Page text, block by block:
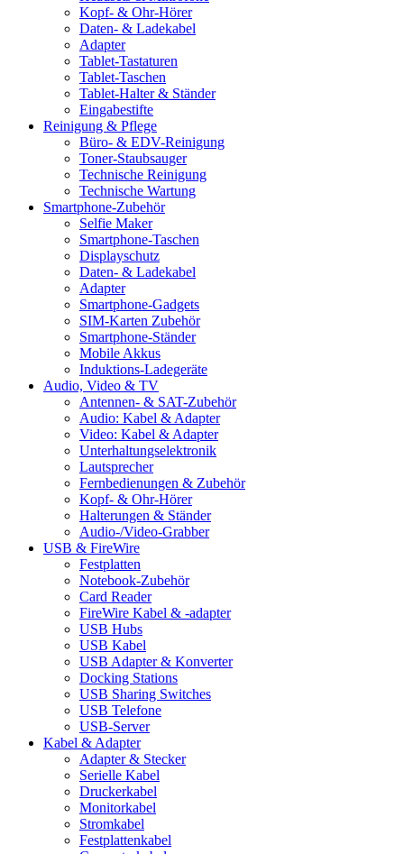
Kopf- & Ohr-Hörer
Daten- & Ladekabel
Adapter
Tablet-Tastaturen
Tablet-Taschen
Tablet-Halter & Ständer
Eingabestifte
Reinigung & Pflege
Büro- & EDV-Reinigung
Toner-Staubsauger
Technische Reinigung
Technische Wartung
Smartphone-Zubehör
Selfie Maker
Smartphone-Taschen
Displayschutz
Daten- & Ladekabel
Adapter
Smartphone-Gadgets
SIM-Karten Zubehör
Smartphone-Ständer
Mobile Akkus
Induktions-Ladegeräte
Audio, Video & TV
Antennen- & SAT-Zubehör
Audio: Kabel & Adapter
Video: Kabel & Adapter
Unterhaltungselektronik
Lautsprecher
Fernbedienungen & Zubehör
Kopf- & Ohr-Hörer
Halterungen & Ständer
Audio-/Video-Grabber
USB & FireWire
Festplatten
Notebook-Zubehör
Card Reader
FireWire Kabel & -adapter
USB Hubs
USB Kabel
USB Adapter & Konverter
Docking Stations
USB Sharing Switches
USB Telefone
USB-Server
Kabel & Adapter
Adapter & Stecker
Serielle Kabel
Druckerkabel
Monitorkabel
Stromkabel
Festplattenkabel